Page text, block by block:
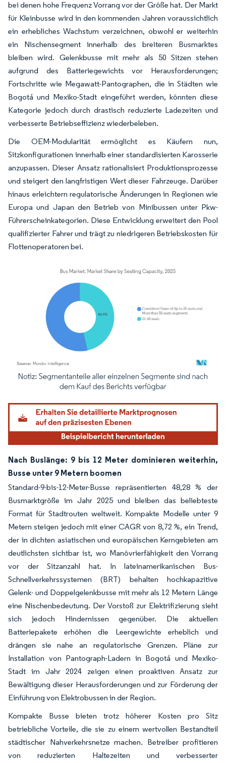
bei denen hohe Frequenz Vorrang vor der Größe hat. Der Markt
für Kleinbusse wird in den kommenden Jahren voraussichtlich
ein erhebliches Wachstum verzeichnen, obwohl er weiterhin
ein Nischensegment innerhalb des breiteren Busmarktes
bleiben wird. Gelenkbusse mit mehr als 50 Sitzen stehen
aufgrund des Batteriegewichts vor Herausforderungen;
Fortschritte wie Megawatt-Pantographen, die in Städten wie
Bogotá und Mexiko-Stadt eingeführt werden, könnten diese
Kategorie jedoch durch drastisch reduzierte Ladezeiten und
verbesserte Betriebseffizienz wiederbeleben.
Die OEM-Modularität ermöglicht es Käufern nun,
Sitzkonfigurationen innerhalb einer standardisierten Karosserie
anzupassen. Dieser Ansatz rationalisiert Produktionsprozesse
und steigert den langfristigen Wert dieser Fahrzeuge. Darüber
hinaus erleichtern regulatorische Änderungen in Regionen wie
Europa und Japan den Betrieb von Minibussen unter Pkw-
Führerscheinkategorien. Diese Entwicklung erweitert den Pool
qualifizierter Fahrer und trägt zu niedrigeren Betriebskosten für
Flottenoperatoren bei.
Bild © Mordor Intelligence. Wiederverwendung erfordert Namensnennung
Nach Buslänge: 9 bis 12 Meter dominieren weiterhin,
Busse unter 9 Metern boomen
Standard-9-bis-12-Meter-Busse repräsentierten 48,28 % der
Busmarktgröße im Jahr 2025 und bleiben das beliebteste
Format für Stadtrouten weltweit. Kompakte Modelle unter 9
Metern steigen jedoch mit einer CAGR von 8,72 %, ein Trend,
der in dichten asiatischen und europäischen Kerngebieten am
deutlichsten sichtbar ist, wo Manövrierfähigkeit den Vorrang
vor der Sitzanzahl hat. In lateinamerikanischen Bus-
Schnellverkehrssystemen (BRT) behalten hochkapazitive
Gelenk- und Doppelgelenkbusse mit mehr als 12 Metern Länge
eine Nischenbedeutung. Der Vorstoß zur Elektrifizierung sieht
sich jedoch Hindernissen gegenüber. Die aktuellen
Batteriepakete erhöhen die Leergewichte erheblich und
drängen sie nahe an regulatorische Grenzen. Pläne zur
Installation von Pantograph-Ladern in Bogotá und Mexiko-
Stadt im Jahr 2024 zeigen einen proaktiven Ansatz zur
Bewältigung dieser Herausforderungen und zur Förderung der
Einführung von Elektrobussen in der Region.
Kompakte Busse bieten trotz höherer Kosten pro Sitz
betriebliche Vorteile, die sie zu einem wertvollen Bestandteil
städtischer Nahverkehrsnetze machen. Betreiber profitieren
von reduzierten Haltezeiten und verbesserter